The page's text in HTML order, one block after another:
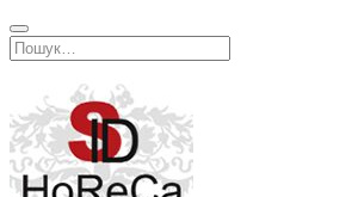
Перейти
кИскать: